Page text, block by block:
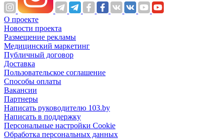
О проекте
Новости проекта
Размещение рекламы
Медицинский маркетинг
Публичный договор
Доставка
Пользовательское соглашение
Способы оплаты
Вакансии
Партнеры
Написать руководителю 103.by
Написать в поддержку
Персональные настройки Cookie
Обработка персональных данных